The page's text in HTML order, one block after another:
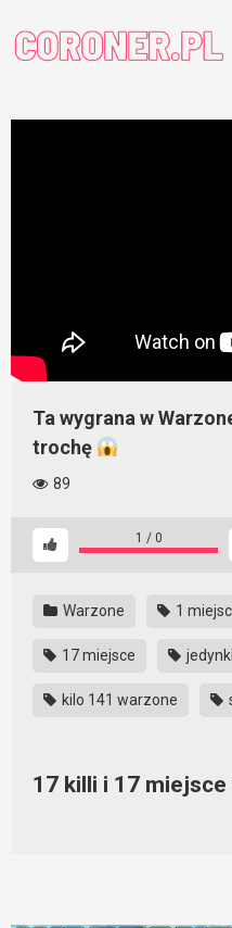
content
Ta wygrana w
trochę
89
1 / 0
Warzone 1
17 miejsce jedynki
kilo 141 warzone
17 killi i 17